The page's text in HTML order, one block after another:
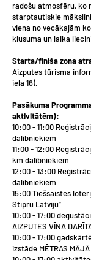
radošu atmosfēru, ko
starptautiskie
viena no vecākajām
klusuma un laika
Starta/finiša zona
Aizputes tūrisma
iela 16).
Pasākuma
aktivitātēm):
10:00 - 11:00
dalībniekiem
11:00 - 12:00
km dalībniekiem
12:00 - 13:00
dalībniekiem
15:00 Tiešsaistes
Stipru Latviju”
10:00 - 17:00
AIZPUTES VĪNA
10:00 - 17:00
izstāde MĒTRAS MĀJĀ